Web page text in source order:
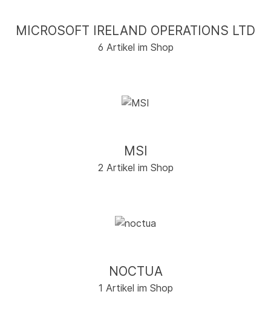
MICROSOFT IRELAND OPERATIONS LTD
6 Artikel im Shop
MSI
2 Artikel im Shop
NOCTUA
1 Artikel im Shop